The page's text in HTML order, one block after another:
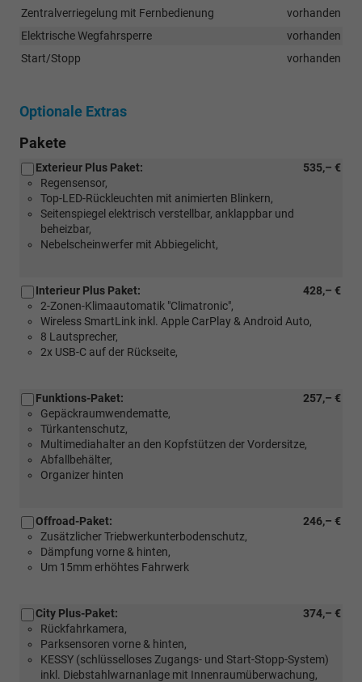
Zentralverriegelung mit Fernbedienung
vorhanden
Elektrische Wegfahrsperre
vorhanden
Start/Stopp
vorhanden
Optionale Extras
Pakete
535,– €
Exterieur Plus Paket:
Regensensor,
Top-LED-Rückleuchten mit animierten Blinkern,
Seitenspiegel elektrisch verstellbar, anklappbar und
beheizbar,
Nebelscheinwerfer mit Abbiegelicht,
428,– €
Interieur Plus Paket:
2-Zonen-Klimaautomatik "Climatronic",
Wireless SmartLink inkl. Apple CarPlay & Android Auto,
8 Lautsprecher,
2x USB-C auf der Rückseite,
257,– €
Funktions-Paket:
Gepäckraumwendematte,
Türkantenschutz,
Multimediahalter an den Kopfstützen der Vordersitze,
Abfallbehälter,
Organizer hinten
246,– €
Offroad-Paket:
Zusätzlicher Triebwerkunterbodenschutz,
Dämpfung vorne & hinten,
Um 15mm erhöhtes Fahrwerk
374,– €
City Plus-Paket:
Rückfahrkamera,
Parksensoren vorne & hinten,
KESSY (schlüsselloses Zugangs- und Start-Stopp-System)
inkl. Diebstahlwarnanlage mit Innenraumüberwachung,